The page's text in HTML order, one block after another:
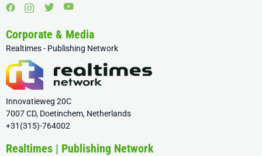
Corporate & Media
Realtimes - Publishing Network
Innovatieweg 20C
7007 CD, Doetinchem, Netherlands
+31(315)-764002
Realtimes | Publishing Network